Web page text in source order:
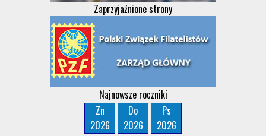
Zaprzyjaźnione strony
Najnowsze roczniki
Zn
2026
Do
2026
Ps
2026